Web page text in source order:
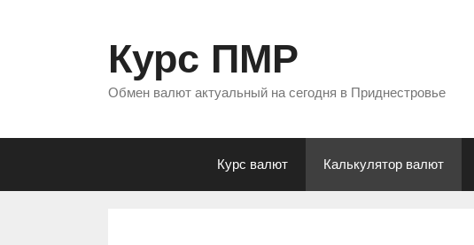
Курс ПМР
Обмен валют актуальный на сегодня в Приднестровье
Курс валют Калькулятор валют